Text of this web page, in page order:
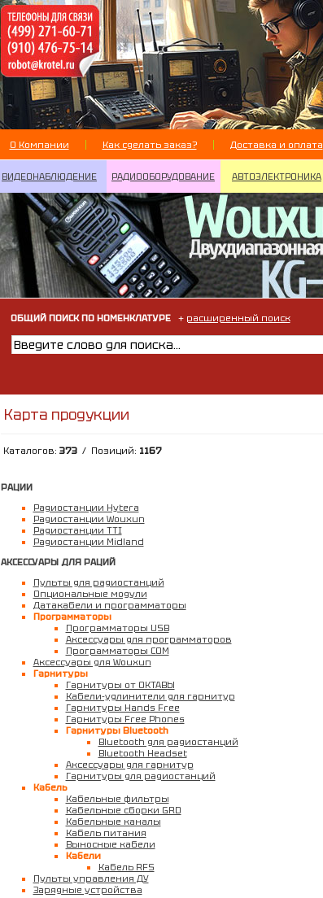
О Компании Как сделать заказ? Доставка и оплата
ВИДЕОНАБЛЮДЕНИЕ РАДИООБОРУДОВАНИЕ АВТОЭЛЕКТРОНИКА
ОБЩИЙ ПОИСК ПО НОМЕНКЛАТУРЕ+ расширенный поиск
Карта продукции
Каталогов: 373/ Позиций: 1167
РАЦИИ
Радиостанции Hytera
Радиостанции Wouxun
Радиостанции TTI
Радиостанции Midland
АКСЕССУАРЫ ДЛЯ РАЦИЙ
Пульты для радиостанций
Опциональные модули
Датакабели и программаторы
Программаторы
Программаторы USB
Аксессуары для программаторов
Программаторы COM
Аксессуары для Wouxun
Гарнитуры
Гарнитуры от ОКТАВЫ
Кабели-удлинители для гарнитур
Гарнитуры Hands Free
Гарнитуры Free Phones
Гарнитуры Bluetooth
Bluetooth для радиостанций
Bluetooth Headset
Аксессуары для гарнитур
Гарнитуры для радиостанций
Кабель
Кабельные фильтры
Кабельные сборки GRD
Кабельные каналы
Кабель питания
Выносные кабели
Кабели
Кабель RFS
Пульты управления ДУ
Зарядные устройства